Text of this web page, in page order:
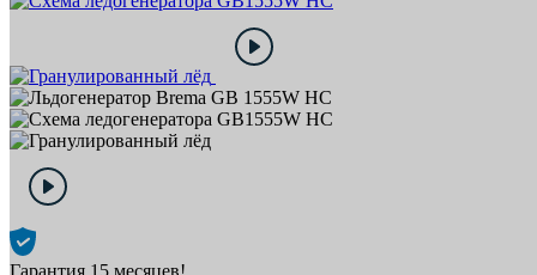
Гарантия 15 месяцев!